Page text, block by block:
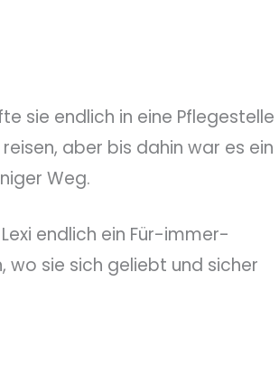
sie endlich in eine Pflegestelle
aber bis dahin war es ein
Weg.
endlich ein Für-immer-
wo sie sich geliebt und sicher